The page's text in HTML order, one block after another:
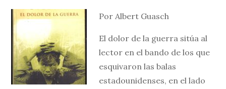
Por Albert Guasch
El dolor de la guerra sitúa al
lector en el bando de los que
esquivaron las balas
estadounidenses, en el lado